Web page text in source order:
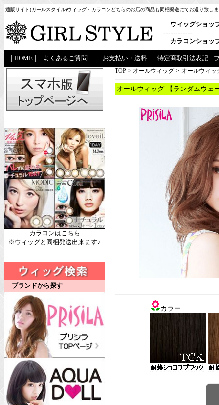
通販サイト(ガールスタイル)ウィッグ・カラコンどちらのお店の商品も同梱発送にてお送り致し
ウィッグショッ
------------
カラコンショッ
HOME よくあるご質問 お支払い・送料 特定商取引法表記
カラコンはこちら
※ウィッグと同梱発送出来ます♪
ブランドから探す
TOP > オールウィッグ > オールウィッ
オールウィッグ 【ランダムウェ
カラー